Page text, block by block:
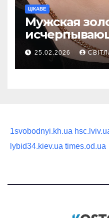
ЦІКАВЕ
Мужская
руководство
статусного
25.02.2026
1svobodnyi.kh.ua
lybid34.kiev.ua times.od.ua